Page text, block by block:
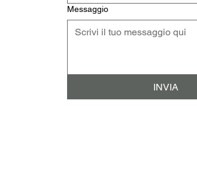
Messaggio
INVIA